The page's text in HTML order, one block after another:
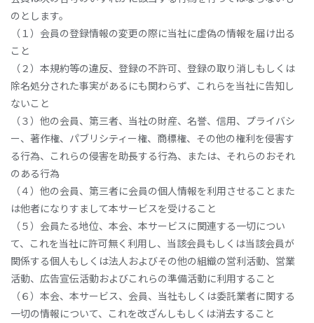
のとします。
（１）会員の登録情報の変更の際に当社に虚偽の情報を届け出る
こと
（２）本規約等の違反、登録の不許可、登録の取り消しもしくは
除名処分された事実があるにも関わらず、これらを当社に告知し
ないこと
（３）他の会員、第三者、当社の財産、名誉、信用、プライバシ
ー、著作権、パブリシティー権、商標権、その他の権利を侵害す
る行為、これらの侵害を助長する行為、または、それらのおそれ
のある行為
（４）他の会員、第三者に会員の個人情報を利用させることまた
は他者になりすまして本サービスを受けること
（５）会員たる地位、本会、本サービスに関連する一切につい
て、これを当社に許可無く利用し、当該会員もしくは当該会員が
関係する個人もしくは法人およびその他の組織の営利活動、営業
活動、広告宣伝活動およびこれらの準備活動に利用すること
（６）本会、本サービス、会員、当社もしくは委託業者に関する
一切の情報について、これを改ざんしもしくは消去すること